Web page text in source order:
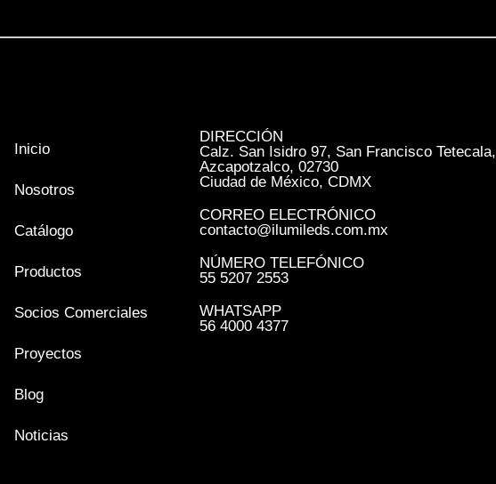
Inicio
Nosotros
Catálogo
Productos
Socios Comerciales
Proyectos
Blog
Noticias
DIRECCIÓN
Calz. San Isidro 97, San Francisco Tetecala,
Azcapotzalco, 02730
Ciudad de México, CDMX
CORREO ELECTRÓNICO
contacto@ilumileds.com.mx
NÚMERO TELEFÓNICO
55 5207 2553
WHATSAPP
56 4000 4377